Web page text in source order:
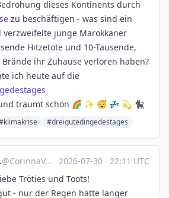
dieses Kontinents durch
zu beschäftigen - was sind ein
verzweifelte junge Marokkaner
Hitzetote und 10-Tausende,
ihr Zuhause verloren haben?
ich heute auf die
träumt schön 🌈 ✨ 😴 💤 💫 🐈‍⬛
#dreigutedingedestages
@CorinnaVahrenk1@troet.cafe ·2026-07-30 · 22:11 UTC
Tröties und Toots!
- nur der Regen hätte länger